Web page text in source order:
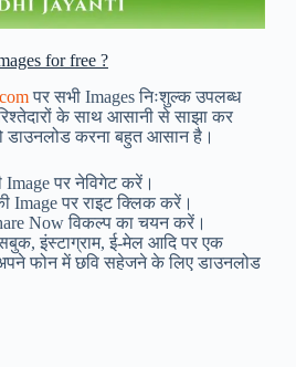
for free ?
पर सभी Images निःशुल्क उपलब्ध
के साथ आसानी से साझा कर
डाउनलोड करना बहुत आसान है।
पर नेविगेट करें।
Image पर राइट क्लिक करें।
Now विकल्प का चयन करें।
इंस्टाग्राम, ई-मेल आदि पर एक
फोन में छवि सहेजने के लिए डाउनलोड